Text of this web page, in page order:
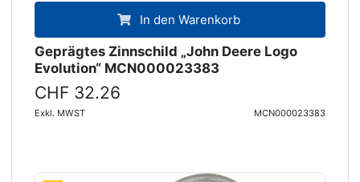
In den Warenkorb
Geprägtes Zinnschild „John Deere Logo
Evolution“ MCN000023383
CHF 32.26
Exkl. MWST MCN000023383